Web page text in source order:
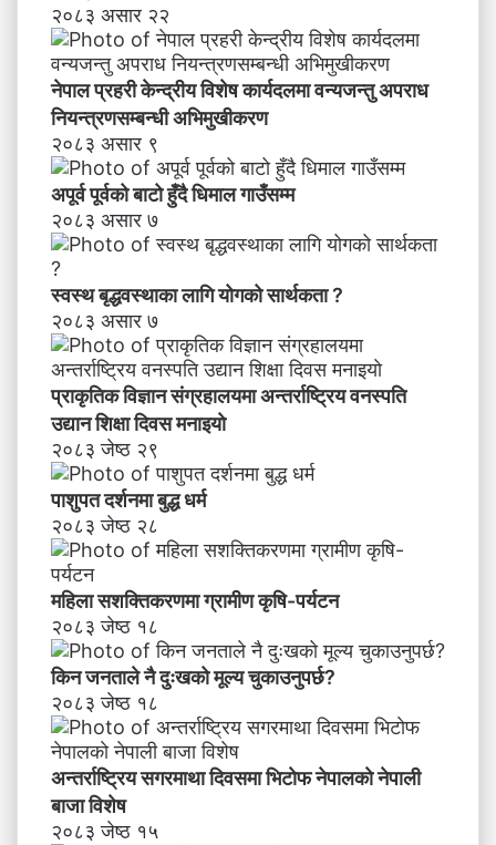
प
रा
ध
नि
य
न्त्र
ण
स
म्ब
न्धी
भि
खी
क
र
ण
२०८३ असार २२
नेपाल प्रहरी केन्द्रीय विशेष कार्यदलमा वन्यजन्तु अपराध
नियन्त्रणसम्बन्धी अभिमुखीकरण
२०८३ असार ९
अपूर्व पूर्वको बाटो हुँदै धिमाल गाउँसम्म
२०८३ असार ७
स्वस्थ बृद्धवस्थाका लागि योगको सार्थकता ?
२०८३ असार ७
प्राकृतिक विज्ञान संग्रहालयमा अन्तर्राष्ट्रिय वनस्पति
उद्यान शिक्षा दिवस मनाइयाे
२०८३ जेष्ठ २९
पाशुपत दर्शनमा बुद्ध धर्म​
२०८३ जेष्ठ २८
महिला सशक्तिकरणमा ग्रामीण कृषि-पर्यटन
२०८३ जेष्ठ १८
किन जनताले नै दुःखको मूल्य चुकाउनुपर्छ?
२०८३ जेष्ठ १८
अन्तर्राष्ट्रिय सगरमाथा दिवसमा भिटाेफ नेपालकाे नेपाली
बाजा विशेष
२०८३ जेष्ठ १५